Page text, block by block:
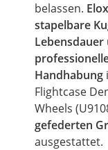
belassen.
stapelbare
Lebensdauer
Handhabung
Flightcase
Wheels
gefederten
ausgestattet.